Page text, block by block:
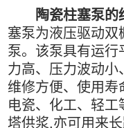
陶瓷柱塞泵的
塞泵为液压驱动
泵。该泵具有运
力高、压力波动
维修方便、使用寿
电瓷、化工、轻
塔供浆,亦可用来